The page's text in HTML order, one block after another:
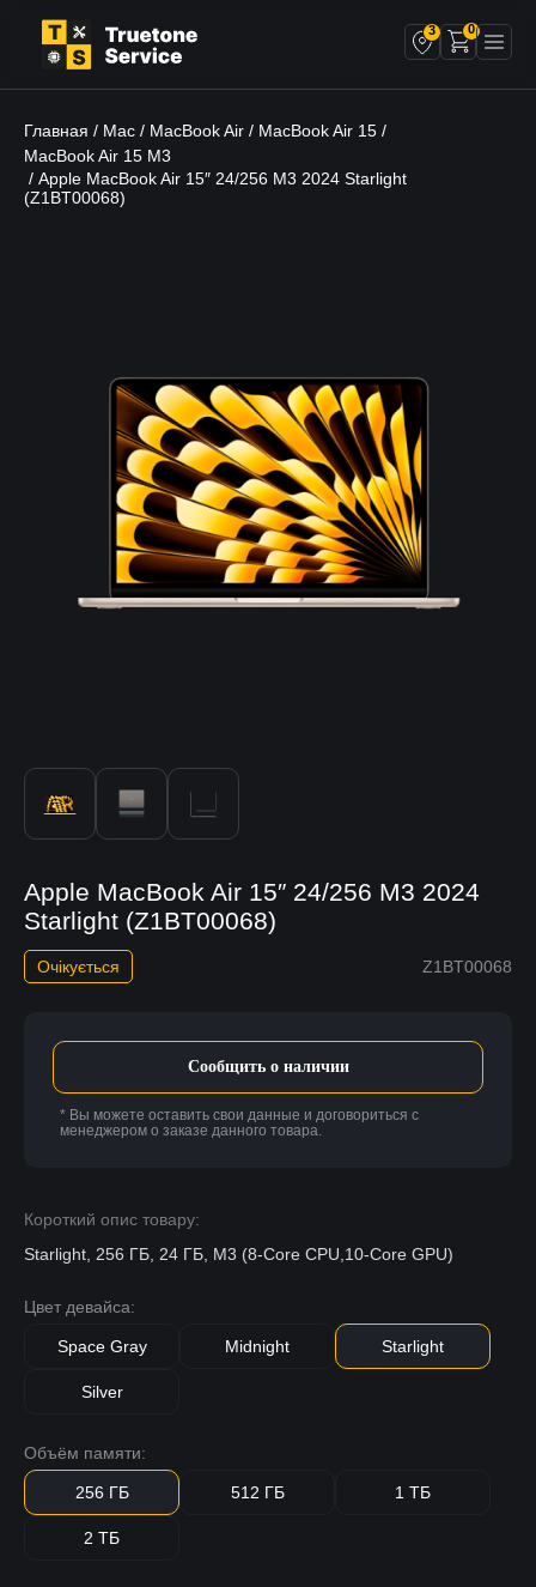
3 0
Главная / Mac / MacBook Air / MacBook Air 15 /
MacBook Air 15 M3
/ Apple MacBook Air 15″ 24/256 M3 2024 Starlight
(Z1BT00068)
Apple MacBook Air 15″ 24/256 M3 2024
Starlight (Z1BT00068)
Z1BT00068
Очікується
Короткий опис товару:
Starlight, 256 ГБ, 24 ГБ, M3 (8-Core CPU,10-Core GPU)
Цвет девайса:
Space Gray Midnight Starlight
Silver
Объём памяти:
256 ГБ 512 ГБ 1 ТБ
2 ТБ
Сообщить о наличии
* Вы можете оставить свои данные и договориться с
менеджером о заказе данного товара.